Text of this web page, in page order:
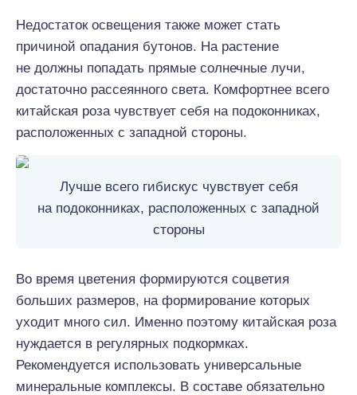
Недостаток освещения также может стать
причиной опадания бутонов. На растение
не должны попадать прямые солнечные лучи,
достаточно рассеянного света. Комфортнее всего
китайская роза чувствует себя на подоконниках,
расположенных с западной стороны.
Лучше всего гибискус чувствует себя
на подоконниках, расположенных с западной
стороны
Во время цветения формируются соцветия
больших размеров, на формирование которых
уходит много сил. Именно поэтому китайская роза
нуждается в регулярных подкормках.
Рекомендуется использовать универсальные
минеральные комплексы. В составе обязательно